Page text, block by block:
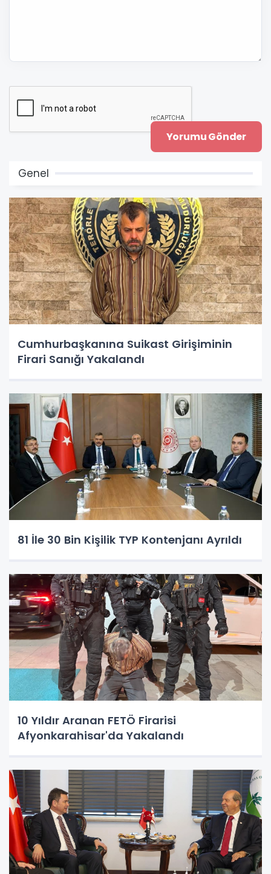
Genel
Cumhurbaşkanına Suikast Girişiminin
Firari Sanığı Yakalandı
81 İle 30 Bin Kişilik TYP Kontenjanı Ayrıldı
10 Yıldır Aranan FETÖ Firarisi
Afyonkarahisar'da Yakalandı